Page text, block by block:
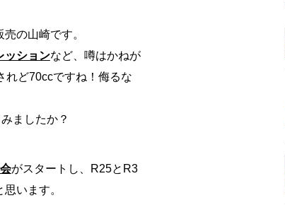
の山崎です。
ッションなど、噂はかねが
れど70ccですね！侮るな
ましたか？
がスタートし、R25とR3
います。